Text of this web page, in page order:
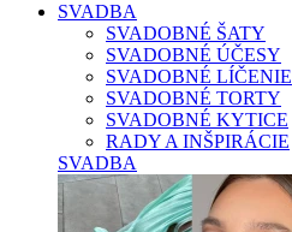
SVADBA
SVADOBNÉ ŠATY
SVADOBNÉ ÚČESY
SVADOBNÉ LÍČENIE
SVADOBNÉ TORTY
SVADOBNÉ KYTICE
RADY A INŠPIRÁCIE
SVADBA